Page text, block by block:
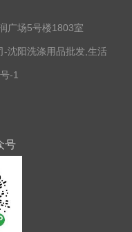
广场5号楼1803室
沈阳洗涤用品批发,生活
-1
号